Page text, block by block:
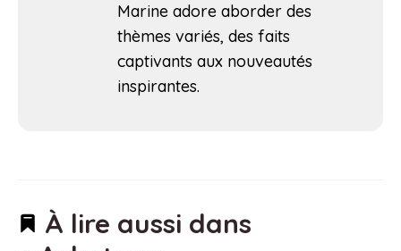
Marine adore aborder des
thèmes variés, des faits
captivants aux nouveautés
inspirantes.
À lire aussi dans